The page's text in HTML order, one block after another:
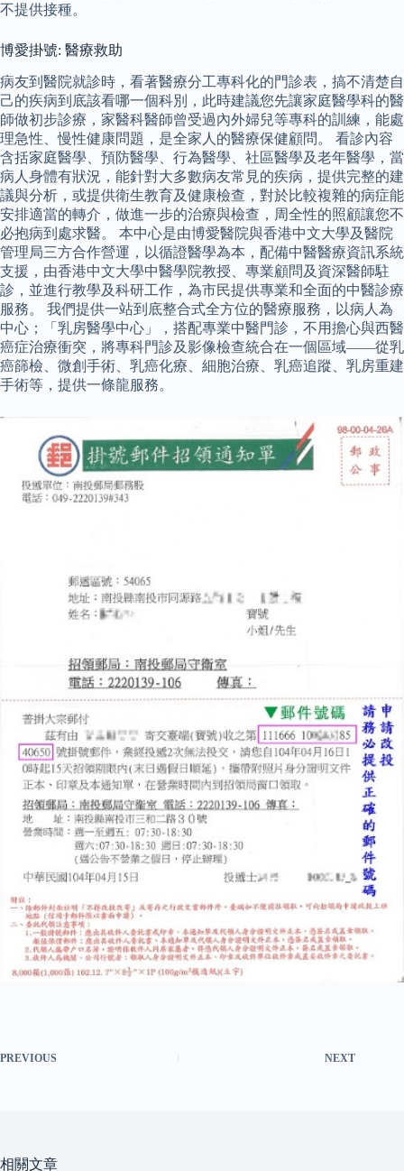
不提供接種。
博愛掛號: 醫療救助
病友到醫院就診時，看著醫療分工專科化的門診表，搞不清楚自
己的疾病到底該看哪一個科別，此時建議您先讓家庭醫學科的醫
師做初步診療，家醫科醫師曾受過內外婦兒等專科的訓練，能處
理急性、慢性健康問題，是全家人的醫療保健顧問。 看診內容
含括家庭醫學、預防醫學、行為醫學、社區醫學及老年醫學，當
病人身體有狀況，能針對大多數病友常見的疾病，提供完整的建
議與分析，或提供衛生教育及健康檢查，對於比較複雜的病症能
安排適當的轉介，做進一步的治療與檢查，周全性的照顧讓您不
必抱病到處求醫。 本中心是由博愛醫院與香港中文大學及醫院
管理局三方合作營運，以循證醫學為本，配備中醫醫療資訊系統
支援，由香港中文大學中醫學院教授、專業顧問及資深醫師駐
診，並進行教學及科研工作，為市民提供專業和全面的中醫診療
服務。 我們提供一站到底整合式全方位的醫療服務，以病人為
中心；「乳房醫學中心」，搭配專業中醫門診，不用擔心與西醫
癌症治療衝突，將專科門診及影像檢查統合在一個區域——從乳
癌篩檢、微創手術、乳癌化療、細胞治療、乳癌追蹤、乳房重建
手術等，提供一條龍服務。
PREVIOUS NEXT
相關文章